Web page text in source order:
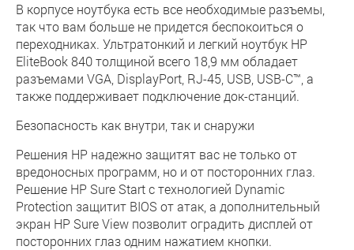
В корпусе ноутбука есть все необходимые разъемы,
так что вам больше не придется беспокоиться о
переходниках. Ультратонкий и легкий ноутбук HP
EliteBook 840 толщиной всего 18,9 мм обладает
разъемами VGA, DisplayPort, RJ-45, USB, USB-C™, а
также поддерживает подключение док-станций.
Безопасность как внутри, так и снаружи
Решения HP надежно защитят вас не только от
вредоносных программ, но и от посторонних глаз.
Решение HP Sure Start с технологией Dynamic
Protection защитит BIOS от атак, а дополнительный
экран HP Sure View позволит оградить дисплей от
посторонних глаз одним нажатием кнопки.